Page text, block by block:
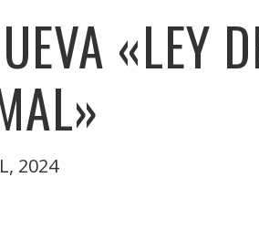
«LEY
2024